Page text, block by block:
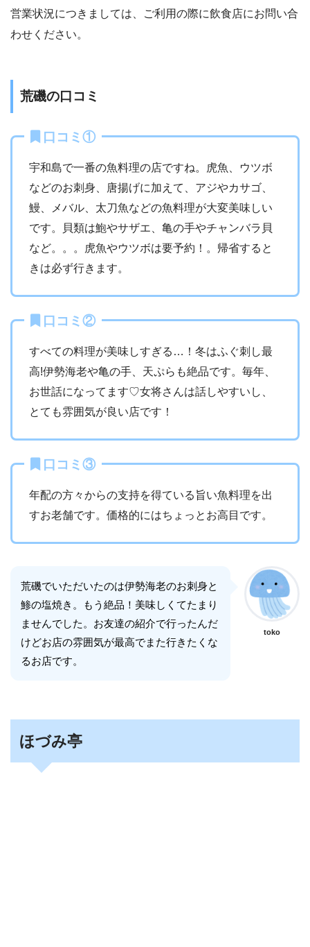
営業状況につきましては、ご利用の際に飲食店にお問い合
わせください。
荒磯の口コミ
口コミ①
宇和島で一番の魚料理の店ですね。虎魚、ウツボ
などのお刺身、唐揚げに加えて、アジやカサゴ、
鰻、メバル、太刀魚などの魚料理が大変美味しい
です。貝類は鮑やサザエ、亀の手やチャンバラ貝
など。。。虎魚やウツボは要予約！。帰省すると
きは必ず行きます。
口コミ②
すべての料理が美味しすぎる…！冬はふぐ刺し最
高!伊勢海老や亀の手、天ぷらも絶品です。毎年、
お世話になってます♡女将さんは話しやすいし、
とても雰囲気が良い店です！
口コミ③
年配の方々からの支持を得ている旨い魚料理を出
すお老舗です。価格的にはちょっとお高目です。
荒磯でいただいたのは伊勢海老のお刺身と
鯵の塩焼き。もう絶品！美味しくてたまり
ませんでした。お友達の紹介で行ったんだ
けどお店の雰囲気が最高でまた行きたくな
るお店です。
toko
ほづみ亭